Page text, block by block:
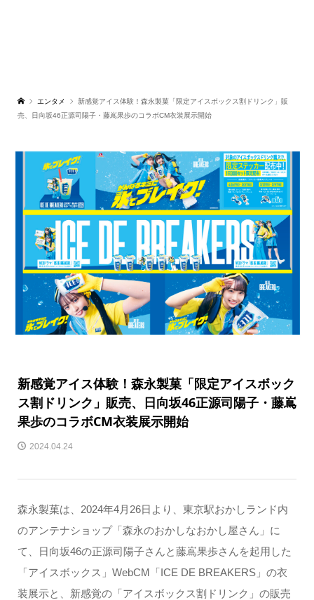
エンタメ
新感覚アイス体験！森永製菓「限定アイスボックス割ドリンク」販
売、日向坂46正源司陽子・藤嶌果歩のコラボCM衣装展示開始
新感覚アイス体験！森永製菓「限定アイスボック
ス割ドリンク」販売、日向坂46正源司陽子・藤嶌
果歩のコラボCM衣装展示開始
2024.04.24
森永製菓は、2024年4月26日より、東京駅おかしランド内
のアンテナショップ「森永のおかしなおかし屋さん」に
て、日向坂46の正源司陽子さんと藤嶌果歩さんを起用した
「アイスボックス」WebCM「ICE DE BREAKERS」の衣
装展示と、新感覚の「アイスボックス割ドリンク」の販売